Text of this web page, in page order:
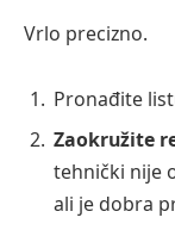
Vrlo precizno.
Pronađite
Zaokružite
tehnički nije
ali je dobra